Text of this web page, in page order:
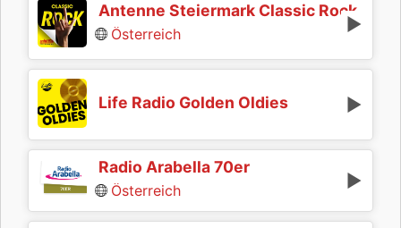
Antenne Steiermark Classic Rock
Österreich
Life Radio Golden Oldies
Radio Arabella 70er
Österreich